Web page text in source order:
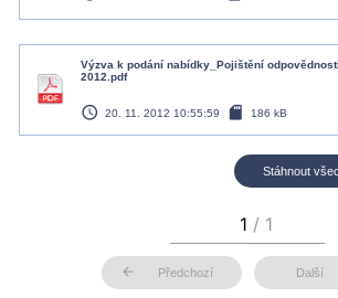
Výzva k podání nabídky_Pojištění
2012.pdf
access_time 20. 11. 2012 10:55:59 sd_card 186 kB
Stáhnout
arrow_back Předchozí Další